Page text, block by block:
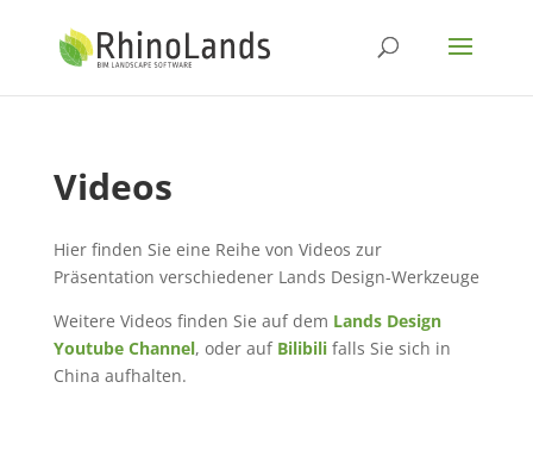
Videos
Hier finden Sie eine Reihe von Videos zur
Präsentation verschiedener Lands Design-Werkzeuge
Weitere Videos finden Sie auf dem Lands Design
Youtube Channel, oder auf Bilibilifalls Sie sich in
China aufhalten.